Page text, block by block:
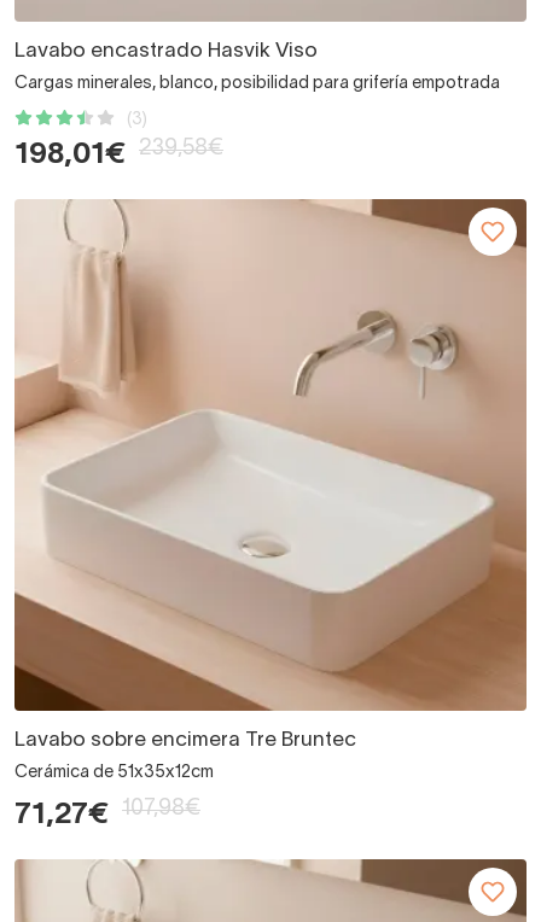
Lavabo encastrado Hasvik Viso
Cargas minerales, blanco, posibilidad para grifería empotrada
(3)
198,01€ 239,58€
Lavabo sobre encimera Tre Bruntec
Cerámica de 51x35x12cm
71,27€ 107,98€